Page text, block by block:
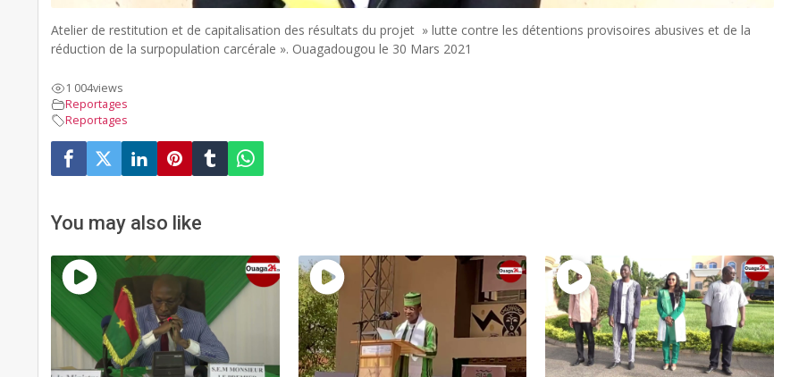
Atelier de restitution et de capitalisation des résultats du projet » lutte contre les détentions provisoires abusives et de la
réduction de la surpopulation carcérale ». Ouagadougou le 30 Mars 2021
1 004views
Reportages
Reportages
You may also like